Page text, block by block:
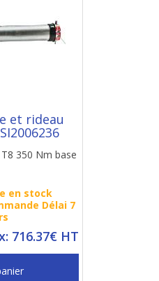
et rideau
350 Nm base
en stock
Délai 7
716.37€ HT